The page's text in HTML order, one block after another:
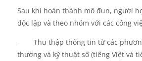
Sau khi hoàn thành mô đun, người
độc lập và theo nhóm với các công
- Thu thập thông tin từ các
thường và kỹ thuật số (tiếng Việt và